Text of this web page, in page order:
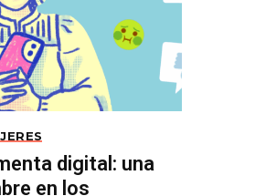
digital: una
en los